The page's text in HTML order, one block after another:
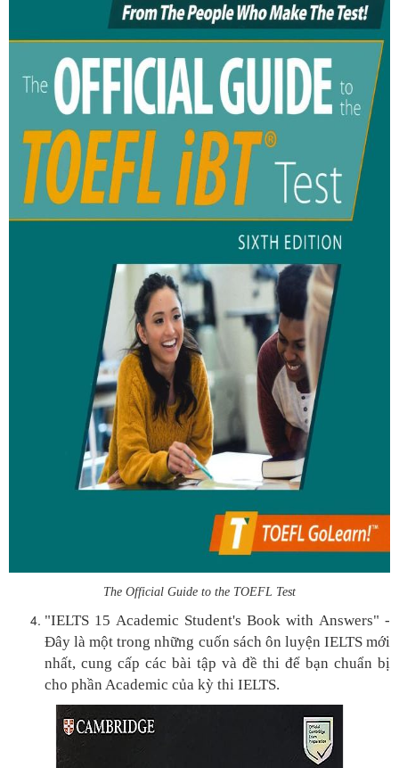
The Official Guide to the TOEFL Test
"IELTS 15 Academic Student's Book with Answers" -
Đây là một trong những cuốn sách ôn luyện IELTS mới
nhất, cung cấp các bài tập và đề thi để bạn chuẩn bị
cho phần Academic của kỳ thi IELTS.